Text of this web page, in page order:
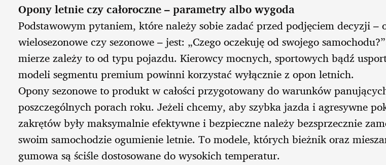
Opony letnie czy całoroczne – parametry albo wygoda
Podstawowym pytaniem, które należy sobie zadać przed podjęciem decyzji –
wielosezonowe czy sezonowe – jest: „Czego oczekuję od swojego
mierze zależy to od typu pojazdu. Kierowcy mocnych, sportowych bądź
modeli segmentu premium powinni korzystać wyłącznie z opon letnich.
Opony sezonowe to produkt w całości przygotowany do warunków
poszczególnych porach roku. Jeżeli chcemy, aby szybka jazda i agresywne
zakrętów były maksymalnie efektywne i bezpieczne należy bezsprzecznie
swoim samochodzie ogumienie letnie. To modele, których bieżnik oraz
gumowa są ściśle dostosowane do wysokich temperatur.